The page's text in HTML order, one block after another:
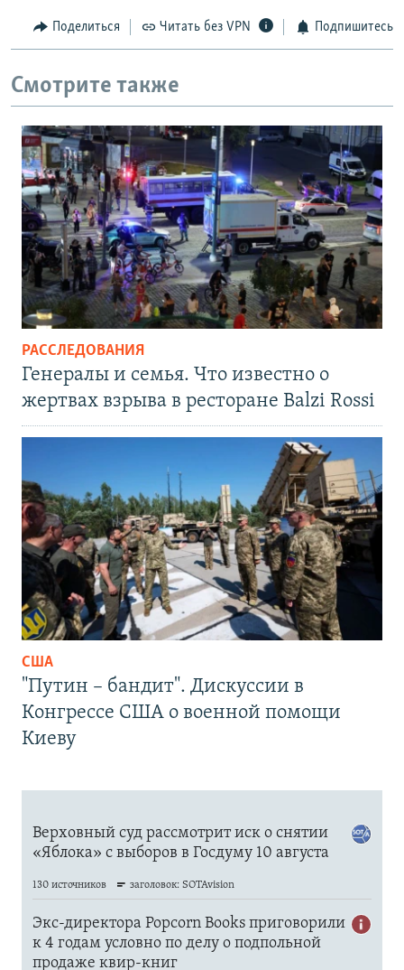
Поделиться Читать без VPN Подпишитесь
Смотрите также
РАССЛЕДОВАНИЯ
Генералы и семья. Что известно о
жертвах взрыва в ресторане Balzi Rossi
США
"Путин – бандит". Дискуссии в
Конгрессе США о военной помощи
Киеву